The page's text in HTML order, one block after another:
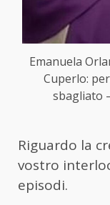
Emanuela
Cuperlo:
sbagliato
Riguardo la
vostro
episodi.